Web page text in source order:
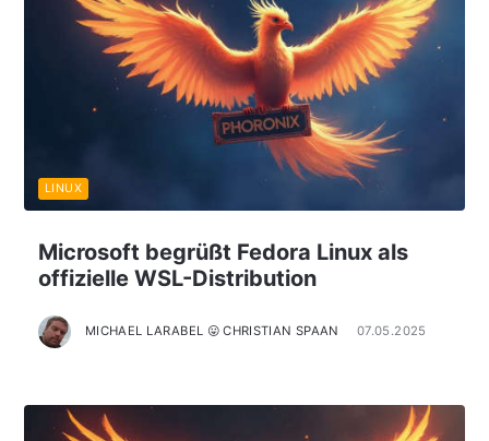
Microsoft begrüßt Fedora Linux als
offizielle WSL-Distribution
MICHAEL LARABEL 😛 CHRISTIAN SPAAN 07.05.2025
LINUX